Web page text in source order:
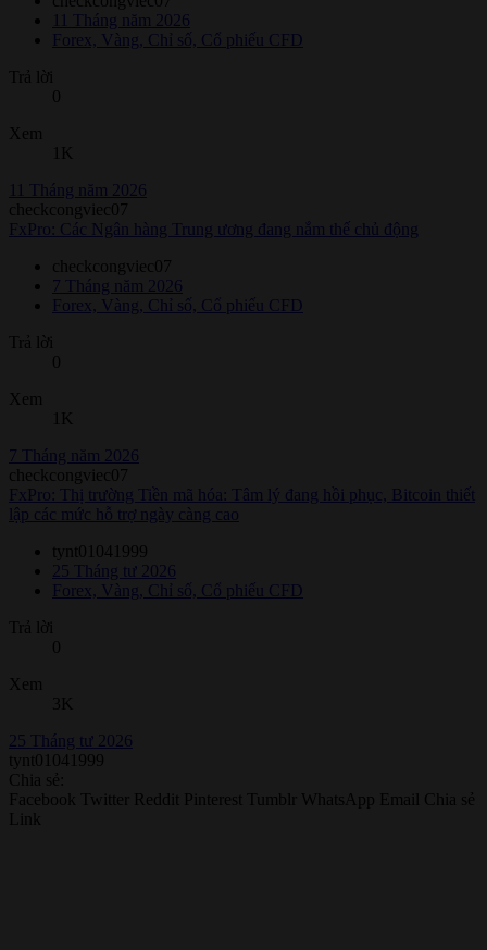
11 Tháng năm 2026
Forex, Vàng, Chỉ số, Cổ phiếu CFD
Trả lời
0
Xem
1K
11 Tháng năm 2026
checkcongviec07
FxPro: Các Ngân hàng Trung ương đang nắm thế chủ động
checkcongviec07
7 Tháng năm 2026
Forex, Vàng, Chỉ số, Cổ phiếu CFD
Trả lời
0
Xem
1K
7 Tháng năm 2026
checkcongviec07
FxPro: Thị trường Tiền mã hóa: Tâm lý đang hồi phục, Bitcoin thiết
lập các mức hỗ trợ ngày càng cao
tynt01041999
25 Tháng tư 2026
Forex, Vàng, Chỉ số, Cổ phiếu CFD
Trả lời
0
Xem
3K
25 Tháng tư 2026
tynt01041999
Chia sẻ:
Facebook Twitter Reddit Pinterest Tumblr WhatsApp Email
Chia sẻ
Link